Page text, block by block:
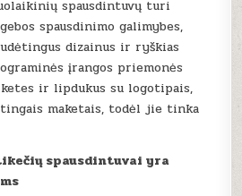
spausdintuvų turi
spausdinimo galimybes,
dizainus ir ryškias
įrangos priemonės
ir lipdukus su logotipais,
maketais, todėl jie tinka
spausdintuvai yra